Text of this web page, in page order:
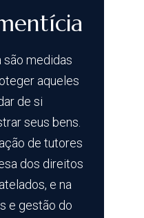
são medidas
aqueles
de si
seus bens.
de tutores
dos direitos
e na
e gestão do